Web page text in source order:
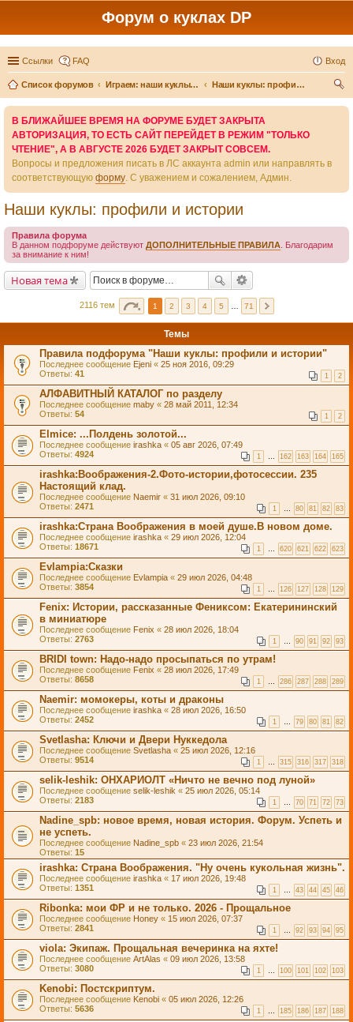
Форум о куклах DP
Ссылки FAQ Вход
Список форумов Играем: наши куклы и игры вокруг них
Наши куклы: профили и истории
В БЛИЖАЙШЕЕ ВРЕМЯ НА ФОРУМЕ БУДЕТ ЗАКРЫТА
АВТОРИЗАЦИЯ, ТО ЕСТЬ САЙТ ПЕРЕЙДЕТ В РЕЖИМ "ТОЛЬКО
ЧТЕНИЕ", А В АВГУСТЕ 2026 БУДЕТ ЗАКРЫТ СОВСЕМ.
Вопросы и предложения писать в ЛС аккаунта admin или направлять в
соответствующую форму. С уважением и сожалением, Админ.
Наши куклы: профили и истории
Правила форума
В данном подфоруме действуют ДОПОЛНИТЕЛЬНЫЕ ПРАВИЛА . Благодарим
за внимание к ним!
Новая тема
2116 тем 1 2 3 4 5 71
Темы
Правила подфорума "Наши куклы: профили и истории"
Последнее сообщение Ejeni « 25 ноя 2016, 09:29
Ответы: 41 1 2
АЛФАВИТНЫЙ КАТАЛОГ по разделу
Последнее сообщение maby « 28 май 2011, 12:34
Ответы: 54 1 2
Elmice: ...Полдень золотой...
Последнее сообщение irashka « 05 авг 2026, 07:49
Ответы: 4924 1 … 162 163 164 165
irashka:Воображения-2.Фото-истории,фотосессии. 235
Настоящий клад.
Последнее сообщение Naemir « 31 июл 2026, 09:10
Ответы: 2471 1 … 80 81 82 83
irashka:Страна Воображения в моей душе.В новом доме.
Последнее сообщение irashka « 29 июл 2026, 12:04
Ответы: 18671 1 … 620 621 622 623
Evlampia:Сказки
Последнее сообщение Evlampia « 29 июл 2026, 04:48
Ответы: 3854 1 … 126 127 128 129
Fenix: Истории, рассказанные Фениксом: Екатерининский
в миниатюре
Последнее сообщение Fenix « 28 июл 2026, 18:04
Ответы: 2763 1 … 90 91 92 93
BRIDI tоwn: Надо-надо просыпаться по утрам!
Последнее сообщение Fenix « 28 июл 2026, 17:49
Ответы: 8658 1 … 286 287 288 289
Naemir: момокеры, коты и драконы
Последнее сообщение irashka « 28 июл 2026, 16:50
Ответы: 2452 1 … 79 80 81 82
Svetlasha: Ключи и Двери Нуккедола
Последнее сообщение Svetlasha « 25 июл 2026, 12:16
Ответы: 9514 1 … 315 316 317 318
selik-leshik: ОНХАРИОЛТ «Ничто не вечно под луной»
Последнее сообщение selik-leshik « 25 июл 2026, 05:14
Ответы: 2183 1 … 70 71 72 73
Nadine_spb: новое время, новая история. Форум. Успеть и
не успеть.
Последнее сообщение Nadine_spb « 23 июл 2026, 21:54
Ответы: 15
irashka: Страна Воображения. "Ну очень кукольная жизнь".
Последнее сообщение irashka « 17 июл 2026, 19:48
Ответы: 1351 1 … 43 44 45 46
Ribonkа: мои ФР и не только. 2026 - Прощальное
Последнее сообщение Honey « 15 июл 2026, 07:37
Ответы: 2841 1 … 92 93 94 95
viola: Экипаж. Прощальная вечеринка на яхте!
Последнее сообщение ArtAlas « 09 июл 2026, 13:58
Ответы: 3080 1 … 100 101 102 103
Kenobi: Постскриптум.
Последнее сообщение Kenobi « 05 июл 2026, 12:26
Ответы: 5636 1 … 185 186 187 188